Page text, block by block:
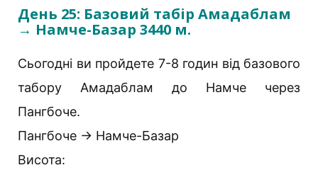
День 25: Базовий табір Амадаблам
→ Намче-Базар 3440 м.
Сьогодні ви пройдете 7-8 годин від базового
табору Амадаблам до Намче через
Пангбоче.
Пангбоче → Намче-Базар
Висота: